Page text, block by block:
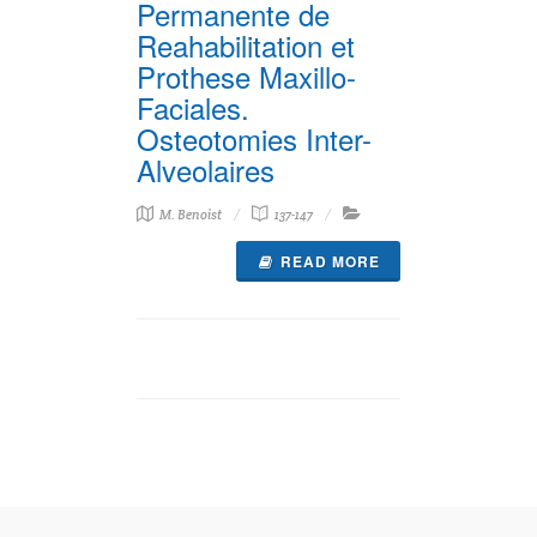
Permanente de
Reahabilitation et
Prothese Maxillo-
Faciales.
Osteotomies Inter-
Alveolaires
M. Benoist 137-147
READ MORE